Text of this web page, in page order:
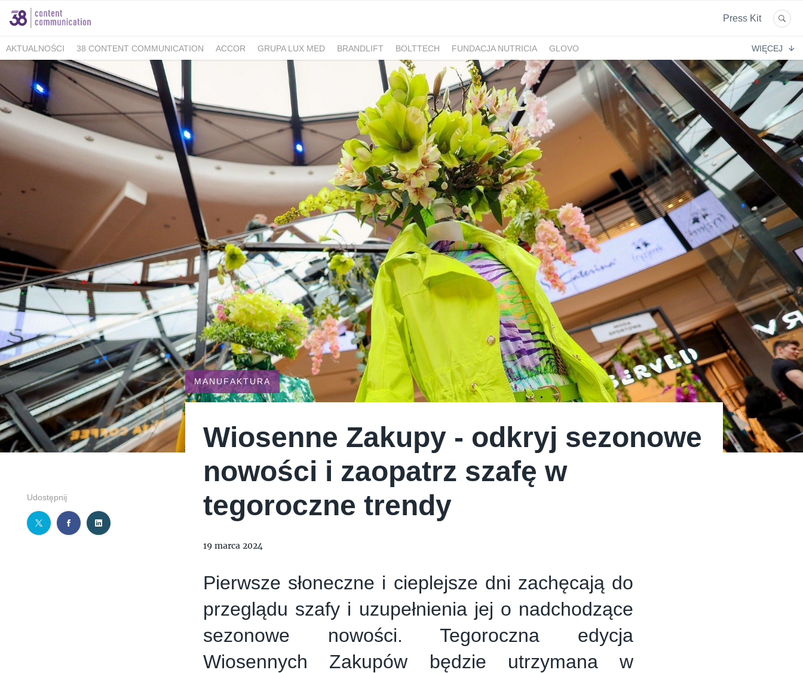
Press Kit
AKTUALNOŚCI 38 CONTENT COMMUNICATION ACCOR GRUPA LUX MED BRANDLIFT BOLTTECH FUNDACJA NUTRICIA
GLOVO
MINISTERSTWO KLIMATU I ŚRODOWISKA
IRON MOUNTAIN POLSKA NEW WORK ATLAS SM MLEKPOL
GREEN FACTORY LOGISTICS
WALKING KORZENIOWSKI
INDESIT GRUPA WHIRLPOOL KIDS&CO. MAXIBIOTIC OCUVITE SACHOL AFTIGEL HYAL-DROP MULTI
EKTIN
BERIMAL
ACCOR MARKETPLACE KRAKÓW TUTORE POLAND ROMET KRAJOWA RZEMIEŚLNICZA IZBA OPTYCZNA CENTRUM MEDYCZNE DAMIANA
VENOFLEX
MEDICOVER SENIOR
MEDICOVER STOMATOLOGIA PUCKIE HOSPICJUM TERAPIA REZONANSEM MAGNETYCZNYM - MBST EMPIK FOTO SAXX
AG MOTORS
KAMBUKKA
BESYMBIO ZŁOTOPOLSKA DOLINA DR.BACTY PACSAFE LORUS CONTIGO ZAMEK TOPACZ BAKALLAND
KONSPOL
GREEN CAFFÈ NERO
AHMAD TEA LONDON AKBAR SANDRA JASMEEN MOMME ALKEMIE SZPITAL MEDICOVER ENBIO GROUP
GORENJE
TCG PROCESS POLSKA
ALMATUR ENERGIA POLSKA ZADBANO POKONAJ ZAĆMĘ, POPRAW WIDZENIE GÓRNOŚLĄSKO-ZAGŁĘBIOWSKA METROPOLIA
STETHOME
ALCON - MAMY OKO NA ZAĆMĘ PREGNABIT UNICEF JASNUM PHARMENA BETHRU MANUFAKTURA FUNDACJA NAGLE SAMI
MERCEDES
DERMENA GABRIELLA LAVEO PANEK CARSHARING BUDVAR ŁÓDŹ KALISKA PLAYFAIR POLREGIO PRIME SPANISH PROPERTIES
SPEDIMO
SACHOL KIDS
CITY GOLF ŁÓDŹ FORUM 76 #EFEKT1BUTELKI COLOSTRUM CARLSBERG GEN4GEN BALCIA REBERNIA BEKO
TDJ ESTATE
ZYMETRIA
INSTYTUT KSIĄŻKI GRUPA RMF ESTE SYNERGY UNILEVER HUMAN ANSWER INSTITUTE PIERRE FABRE ORAL CARE LIBERTY INVESTMENTS
ESSENDI
TYMIENIECKIEGO 17
APPLIA HOLI BALI THE MAGNUM ICE CREAM COMPANY PSTRYK
WIĘCEJ
Udostępnij
MANUFAKTURA
Wiosenne Zakupy - odkryj sezonowe
nowości i zaopatrz szafę w
tegoroczne trendy
19 marca 2024
Pierwsze słoneczne i cieplejsze dni zachęcają do
przeglądu szafy i uzupełnienia jej o nadchodzące
sezonowe nowości. Tegoroczna edycja
Wiosennych Zakupów będzie utrzymana w